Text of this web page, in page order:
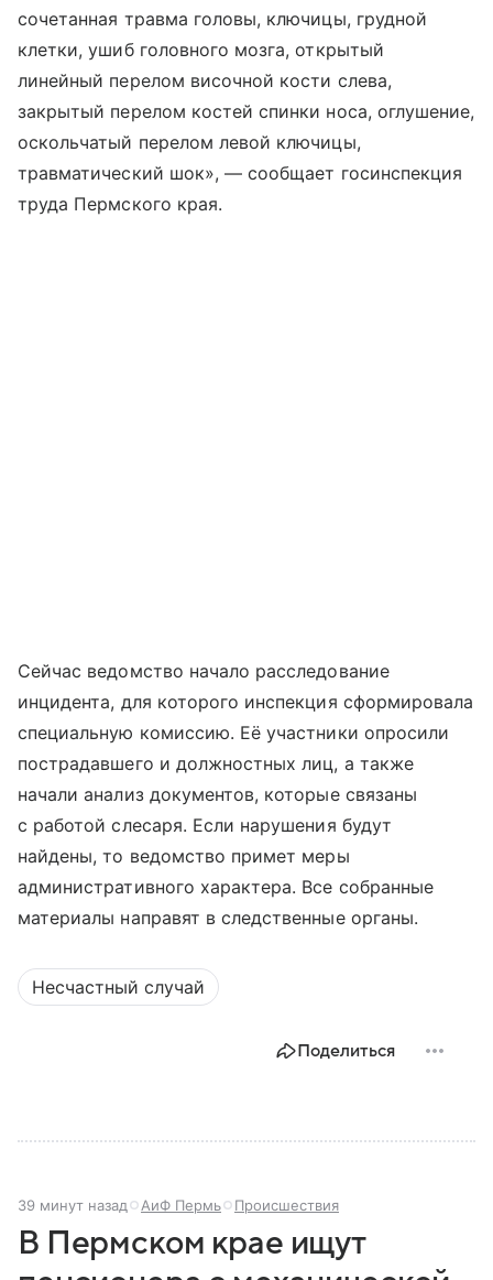
сочетанная травма головы, ключицы, грудной
клетки, ушиб головного мозга, открытый
линейный перелом височной кости слева,
закрытый перелом костей спинки носа, оглушение,
оскольчатый перелом левой ключицы,
травматический шок», — сообщает госинспекция
труда Пермского края.
Сейчас ведомство начало расследование
инцидента, для которого инспекция сформировала
специальную комиссию. Её участники опросили
пострадавшего и должностных лиц, а также
начали анализ документов, которые связаны
с работой слесаря. Если нарушения будут
найдены, то ведомство примет меры
административного характера. Все собранные
материалы направят в следственные органы.
Несчастный случай
Поделиться
39 минут назад АиФ Пермь Происшествия
В Пермском крае ищут